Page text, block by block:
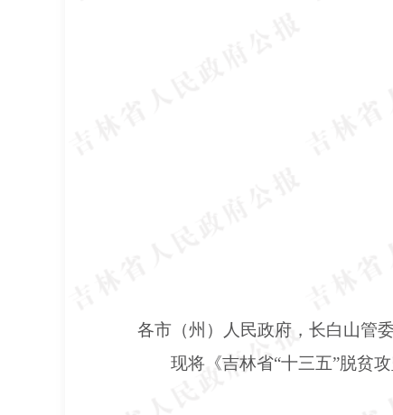
各市（州）人民政府，长白山管
现将《吉林省“十三五”脱贫